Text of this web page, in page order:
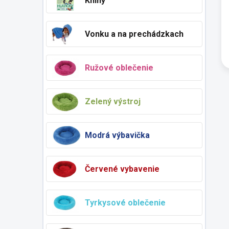
Vonku a na prechádzkach
Ružové oblečenie
Zelený výstroj
Modrá výbavička
Červené vybavenie
Tyrkysové oblečenie